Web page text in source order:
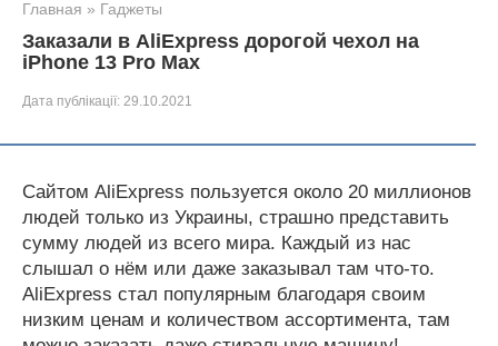
Главная » Гаджеты
Заказали в AliExpress дорогой чехол на
iPhone 13 Pro Max
Дата публікації: 29.10.2021
Сайтом AliExpress пользуется около 20 миллионов
людей только из Украины, страшно представить
сумму людей из всего мира. Каждый из нас
слышал о нём или даже заказывал там что-то.
AliExpress стал популярным благодаря своим
низким ценам и количеством ассортимента, там